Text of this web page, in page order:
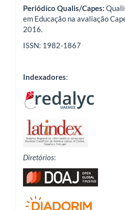
Periódico Qualis/Capes:
em Educação na avaliação
2016.
ISSN: 1982-1867
Indexadores:
Diretórios: